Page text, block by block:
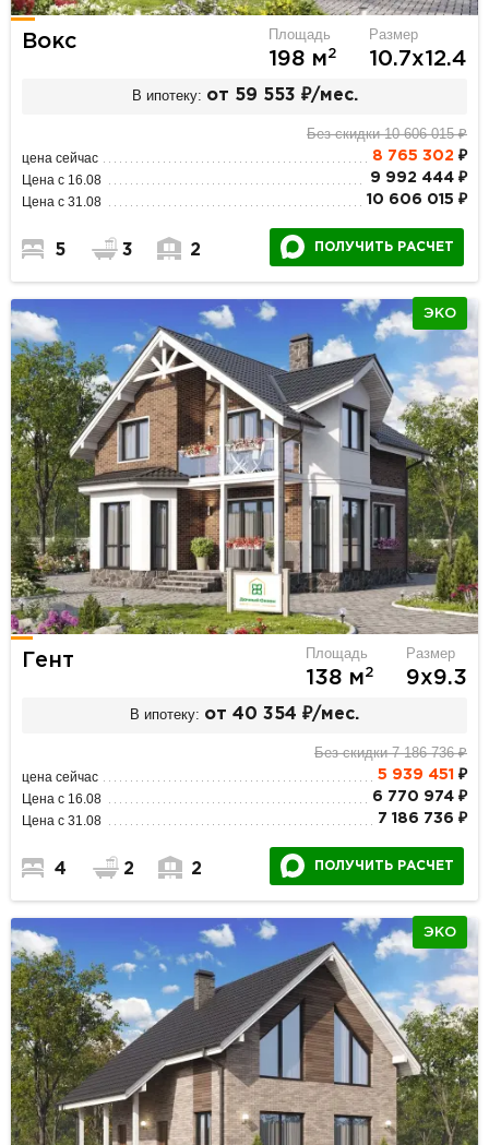
Вокс Площадь
198 м2
Размер
10.7х12.4
В ипотеку: от 59 553 ₽/мес.
Без скидки 10 606 015 ₽
цена сейчас 8 765 302 ₽
Цена с 16.08 9 992 444 ₽
Цена с 31.08 10 606 015 ₽
5 3 2 ПОЛУЧИТЬ РАСЧЕТ
ЭКО
Гент Площадь
138 м2
Размер
9х9.3
В ипотеку: от 40 354 ₽/мес.
Без скидки 7 186 736 ₽
цена сейчас 5 939 451 ₽
Цена с 16.08 6 770 974 ₽
Цена с 31.08 7 186 736 ₽
4 2 2 ПОЛУЧИТЬ РАСЧЕТ
ЭКО